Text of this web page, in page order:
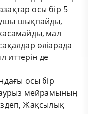
осы бір 5
шықпайды,
мал
өліарада
иттерін де
осы бір
мейрамының
іздеп, Жақсылық